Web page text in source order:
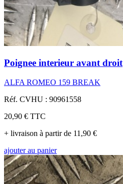
Poignee interieur avant droit
ALFA ROMEO 159 BREAK
Réf. CVHU : 90961558
20,90 € TTC
+ livraison à partir de 11,90 €
ajouter au panier